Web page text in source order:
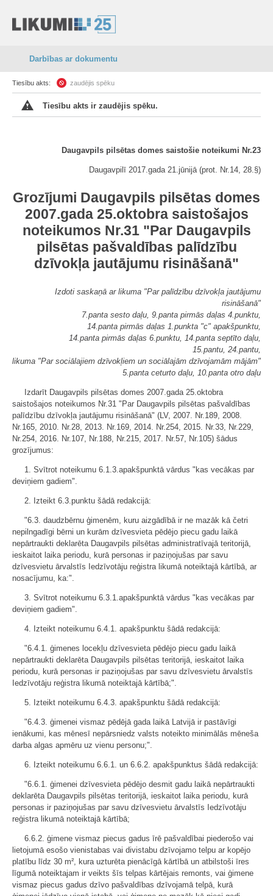
Darbības ar dokumentu
Tiesību akts: zaudējis spēku
Tiesību akts ir zaudējis spēku.
Daugavpils pilsētas domes saistošie noteikumi Nr.23
Daugavpilī 2017.gada 21.jūnijā (prot. Nr.14, 28.§)
Grozījumi Daugavpils pilsētas domes
2007.gada 25.oktobra saistošajos
noteikumos Nr.31 "Par Daugavpils
pilsētas pašvaldības palīdzību
dzīvokļa jautājumu risināšanā"
Izdoti saskaņā ar likuma "Par palīdzību dzīvokļa jautājumu
risināšanā"
7.panta sesto daļu, 9.panta pirmās daļas 4.punktu,
14.panta pirmās daļas 1.punkta "c" apakšpunktu,
14.panta pirmās daļas 6.punktu, 14.panta septīto daļu,
15.pantu, 24.pantu,
likuma "Par sociālajiem dzīvokļiem un sociālajām dzīvojamām mājām"
5.panta ceturto daļu, 10.panta otro daļu
Izdarīt Daugavpils pilsētas domes 2007.gada 25.oktobra
saistošajos noteikumos Nr.31 "Par Daugavpils pilsētas pašvaldības
palīdzību dzīvokļa jautājumu risināšanā" (LV, 2007. Nr.189, 2008.
Nr.165, 2010. Nr.28, 2013. Nr.169, 2014. Nr.254, 2015. Nr.33, Nr.229,
Nr.254, 2016. Nr.107, Nr.188, Nr.215, 2017. Nr.57, Nr.105) šādus
grozījumus:
1. Svītrot noteikumu 6.1.3.apakšpunktā vārdus "kas vecākas par
deviņiem gadiem".
2. Izteikt 6.3.punktu šādā redakcijā:
"6.3. daudzbērnu ģimenēm, kuru aizgādībā ir ne mazāk kā četri
nepilngadīgi bērni un kurām dzīvesvieta pēdējo piecu gadu laikā
nepārtraukti deklarēta Daugavpils pilsētas administratīvajā teritorijā,
ieskaitot laika periodu, kurā personas ir paziņojušas par savu
dzīvesvietu ārvalstīs Iedzīvotāju reģistra likumā noteiktajā kārtībā, ar
nosacījumu, ka:".
3. Svītrot noteikumu 6.3.1.apakšpunktā vārdus "kas vecākas par
deviņiem gadiem".
4. Izteikt noteikumu 6.4.1. apakšpunktu šādā redakcijā:
"6.4.1. ģimenes locekļu dzīvesvieta pēdējo piecu gadu laikā
nepārtraukti deklarēta Daugavpils pilsētas teritorijā, ieskaitot laika
periodu, kurā personas ir paziņojušas par savu dzīvesvietu ārvalstīs
Iedzīvotāju reģistra likumā noteiktajā kārtībā;".
5. Izteikt noteikumu 6.4.3. apakšpunktu šādā redakcijā:
"6.4.3. ģimenei vismaz pēdējā gada laikā Latvijā ir pastāvīgi
ienākumi, kas mēnesī nepārsniedz valsts noteikto minimālās mēneša
darba algas apmēru uz vienu personu;".
6. Izteikt noteikumu 6.6.1. un 6.6.2. apakšpunktus šādā redakcijā:
"6.6.1. ģimenei dzīvesvieta pēdējo desmit gadu laikā nepārtraukti
deklarēta Daugavpils pilsētas teritorijā, ieskaitot laika periodu, kurā
personas ir paziņojušas par savu dzīvesvietu ārvalstīs Iedzīvotāju
reģistra likumā noteiktajā kārtībā;
6.6.2. ģimene vismaz piecus gadus īrē pašvaldībai piederošo vai
lietojumā esošo vienistabas vai divistabu dzīvojamo telpu ar kopējo
platību līdz 30 m², kura uzturēta pienācīgā kārtībā un atbilstoši īres
līgumā noteiktajam ir veikts šīs telpas kārtējais remonts, vai ģimene
vismaz piecus gadus dzīvo pašvaldības dzīvojamā telpā, kurā